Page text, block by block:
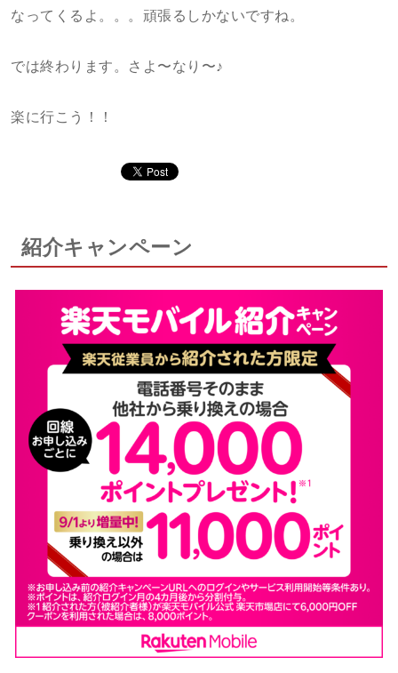
なってくるよ。。。頑張るしかないですね。
では終わります。さよ〜なり〜♪
楽に行こう！！
紹介キャンペーン